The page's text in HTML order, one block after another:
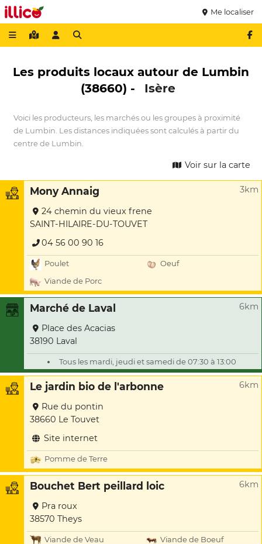
Me localiser
Les produits locaux autour de Lumbin
(38660) -
Isère
Voici les producteurs, les marchés ou les groupes à proximité
de Lumbin. Les distances indiquées sont calculés à partir du
centre de Lumbin.
Voir sur la carte
Mony Annaig 3km
24 chemin du vieux frene
SAINT-HILAIRE-DU-TOUVET
04 56 00 90 16
Poulet
Oeuf
Viande de Porc
Marché de Laval 6km
Place des Acacias
38190 Laval
Tous les mardi, jeudi et samedi de 07:30 à 13:00
Le jardin bio de l'arbonne 6km
Rue du pontin
38660 Le Touvet
Site internet
Pomme de Terre
Bouchet Bert peillard loic 6km
Pra roux
38570 Theys
Viande de Veau Viande de Boeuf